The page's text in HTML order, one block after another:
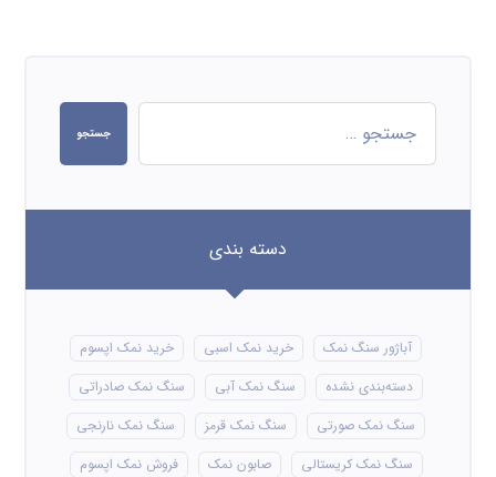
جستجو
دسته بندی
آباژور سنگ نمک خرید نمک اسبی
خرید نمک اپسوم
دسته‌بندی نشده
سنگ نمک آبی
سنگ نمک صادراتی
سنگ نمک صورتی
سنگ نمک قرمز
سنگ نمک نارنجی
سنگ نمک کریستالی
صابون نمک
فروش نمک اپسوم